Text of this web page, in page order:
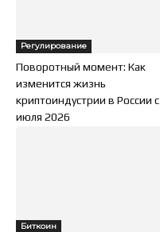
Регулирование
Поворотный момент: Как
изменится жизнь
криптоиндустрии в России с
июля 2026
Биткоин